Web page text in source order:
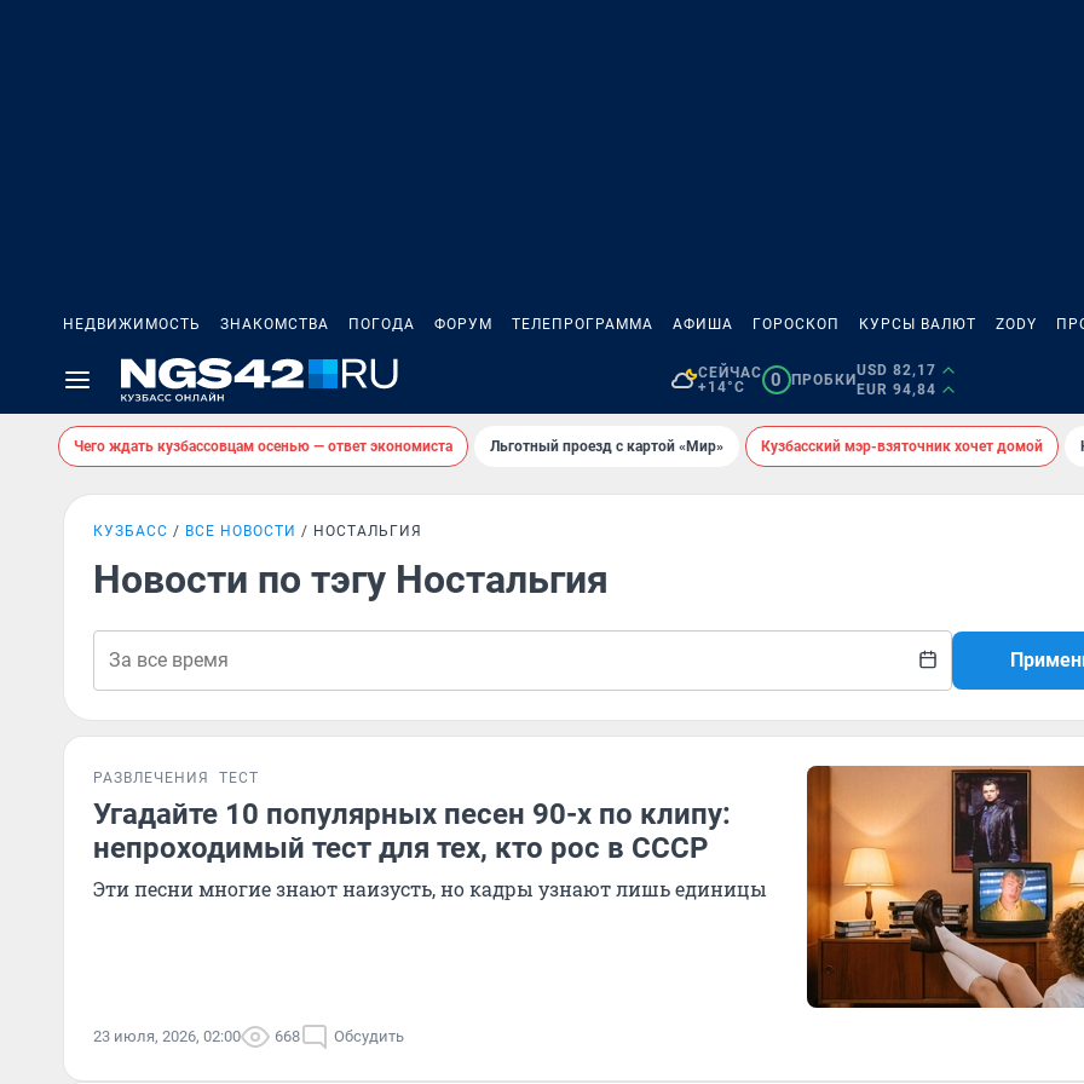
НЕДВИЖИМОСТЬ ЗНАКОМСТВА ПОГОДА ФОРУМ ТЕЛЕПРОГРАММА АФИША ГОРОСКОП КУРСЫ ВАЛЮТ ZODY
СЕЙЧАС
+14°C
0 ПРОБКИ
USD 82,17
EUR 94,84
Чего ждать кузбассовцам осенью — ответ экономиста Льготный проезд с картой «Мир» Кузбасский мэр-взяточник хочет домой
КУЗБАСС ВСЕ НОВОСТИ НОСТАЛЬГИЯ
Новости по тэгу Ностальгия
РАЗВЛЕЧЕНИЯ ТЕСТ
Угадайте 10 популярных песен 90-х по клипу:
непроходимый тест для тех, кто рос в СССР
Эти песни многие знают наизусть, но кадры узнают лишь единицы
23 июля, 2026, 02:00 668 Обсудить